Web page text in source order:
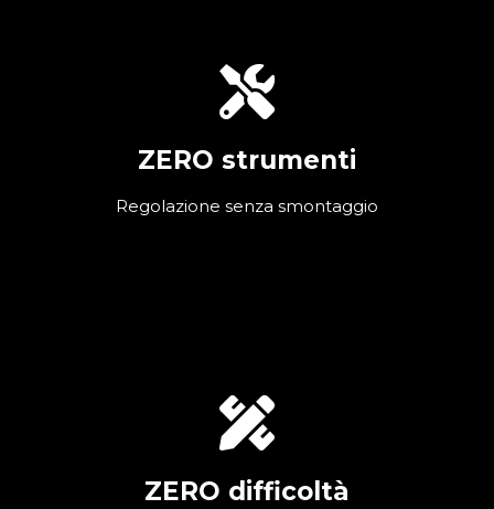
ZERO strumenti
Regolazione senza smontaggio
ZERO difficoltà